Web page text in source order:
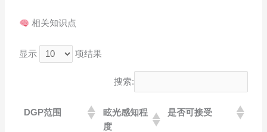
相关知识点
显示 项结果
搜索:
DGP范围
眩光感知程
度
是否可接受